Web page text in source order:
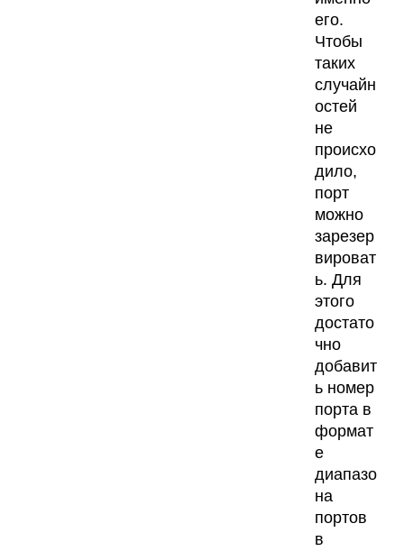
его.
Чтобы
таких
случайн
остей
не
происхо
дило,
порт
можно
зарезер
вироват
ь. Для
этого
достато
чно
добавит
ь номер
порта в
формат
е
диапазо
на
портов
в